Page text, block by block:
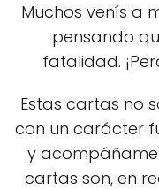
Muchos venís a
pensando
fatalidad.
Estas cartas no
con un carácter
y
cartas son, en